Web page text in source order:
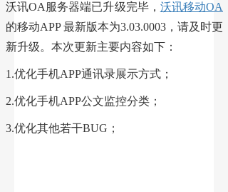
沃讯OA服务器端已升级完毕， 沃讯移动OA
的移动APP 最新版本为3.03.0003，请及时更
新升级。本次更新主要内容如下：
1.优化手机APP通讯录展示方式；
2.优化手机APP公文监控分类；
3.优化其他若干BUG；